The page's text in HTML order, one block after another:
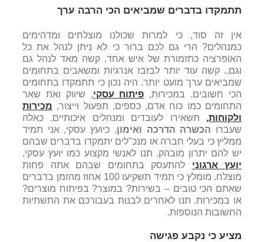
תתמקדו בדברים שמביאים הכי הרבה ערך
אין זה סוד, כי למרות שכולנו מוצלחים ומדהימים
כמנהלים? הרי גם לכם ברור כי לא ניתן לנהל את כל
האופרציה כתזמורת של איש אחד. קשה מאד לנהל גם
וגם.. קשה עוד יותר לבזבז אנרגיות ומשאבים בתחומים
שמביאים ערך מועט יותר. היה נכון כי תתמקדו בתחומים
הכי חשובים. במכירות, פיתוח עסקי, שיווק ואת שאר
התחומים כמו כוח אדם, כספים, תפעול וייצור, מכירות
ולקוחות, תשאירו לעובדים ומנהלים איכותיים. כאלה
שעברו הכשרה הדרכה ואימון. כיועץ עסקי, אני תמיד
ממליץ כי בעלי חברה או מנכ"לים יתמקדו בדברים שבהם
יש להם יתרון מובהק. תנו לאנשי מקצוע כמו יועץ עסקי,
יועץ ארגוני להתעסק בתחומים שבהם אתה פחות
מוצלח. מומלץ כי תמיד תשקיעו 100 אחוז מהזמן בדברים
שאתם הכי טובים – בשירות? במוצר? בפיתוח מוצרים?
או במכירות. תנו לאחרים לבנות בעבורכם את התשתיות
החשובות הנוספות.
מציע כי נקבע פגישה